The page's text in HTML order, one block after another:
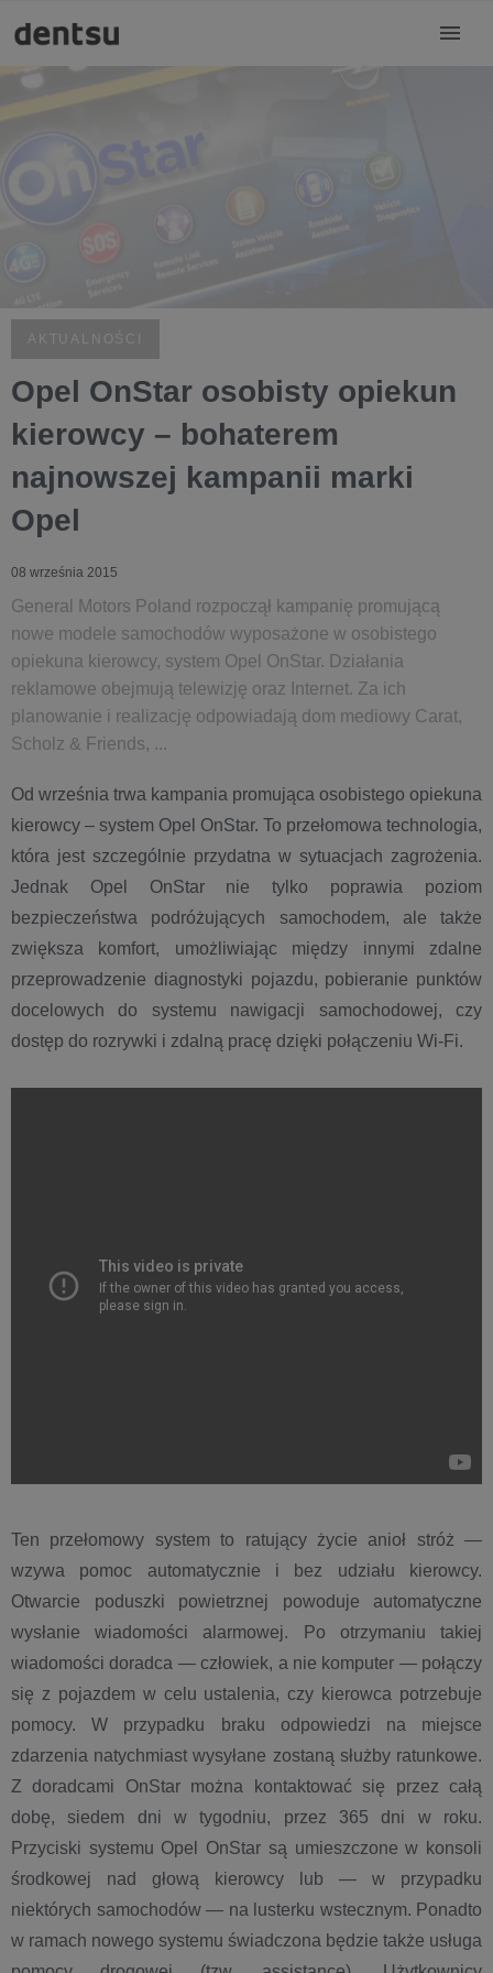
AKTUALNOŚCI
Opel OnStar osobisty opiekun
kierowcy – bohaterem
najnowszej kampanii marki
Opel
08 września 2015
General Motors Poland rozpoczął kampanię promującą
nowe modele samochodów wyposażone w osobistego
opiekuna kierowcy, system Opel OnStar. Działania
reklamowe obejmują telewizję oraz Internet. Za ich
planowanie i realizację odpowiadają dom mediowy Carat,
Scholz & Friends, ...
Od września trwa kampania promująca osobistego opiekuna
kierowcy – system Opel OnStar. To przełomowa technologia,
która jest szczególnie przydatna w sytuacjach zagrożenia.
Jednak Opel OnStar nie tylko poprawia poziom
bezpieczeństwa podróżujących samochodem, ale także
zwiększa komfort, umożliwiając między innymi zdalne
przeprowadzenie diagnostyki pojazdu, pobieranie punktów
docelowych do systemu nawigacji samochodowej, czy
dostęp do rozrywki i zdalną pracę dzięki połączeniu Wi-Fi.
Ten przełomowy system to ratujący życie anioł stróż —
wzywa pomoc automatycznie i bez udziału kierowcy.
Otwarcie poduszki powietrznej powoduje automatyczne
wysłanie wiadomości alarmowej. Po otrzymaniu takiej
wiadomości doradca — człowiek, a nie komputer — połączy
się z pojazdem w celu ustalenia, czy kierowca potrzebuje
pomocy. W przypadku braku odpowiedzi na miejsce
zdarzenia natychmiast wysyłane zostaną służby ratunkowe.
Z doradcami OnStar można kontaktować się przez całą
dobę, siedem dni w tygodniu, przez 365 dni w roku.
Przyciski systemu Opel OnStar są umieszczone w konsoli
środkowej nad głową kierowcy lub — w przypadku
niektórych samochodów — na lusterku wstecznym. Ponadto
w ramach nowego systemu świadczona będzie także usługa